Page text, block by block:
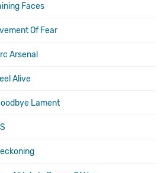
Faces
Of Fear
Arsenal
Alive
Lament